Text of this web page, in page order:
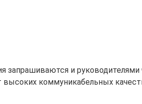
запрашиваются и руководителями
высоких коммуникабельных